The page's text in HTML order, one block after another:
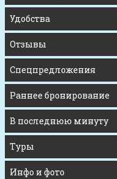
Удобства
Отзывы
Спецпредложения
Раннее бронирование
В последнюю минуту
Туры
Инфо и фото